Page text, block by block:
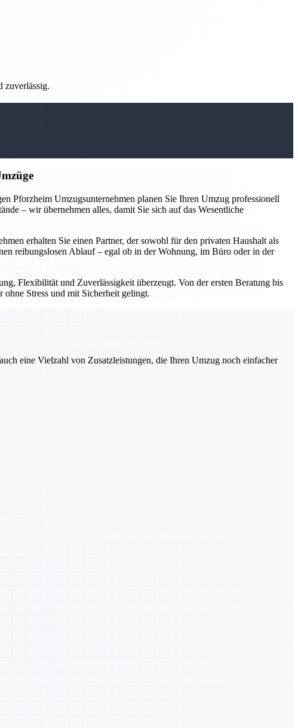
zuverlässig.
Pforzheim Umzugsunternehmen planen Sie Ihren Umzug professionell
– wir übernehmen alles, damit Sie sich auf das Wesentliche
erhalten Sie einen Partner, der sowohl für den privaten Haushalt als
reibungslosen Ablauf – egal ob in der Wohnung, im Büro oder in der
Flexibilität und Zuverlässigkeit überzeugt. Von der ersten Beratung bis
Stress und mit Sicherheit gelingt.
eine Vielzahl von Zusatzleistungen, die Ihren Umzug noch einfacher